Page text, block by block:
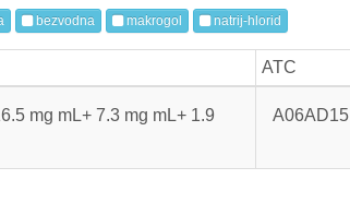
bezvodna makrogol natrij-hlorid
ATC
mg mL+ 7.3 mg mL+ 1.9
A06AD15